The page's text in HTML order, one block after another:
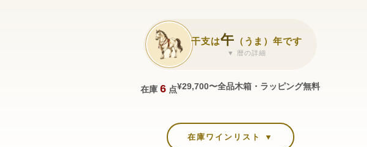
干支は午 （うま）年です
▼ 暦の詳細
在庫 6 点¥29,700〜全品木箱・ラッピング無料
在庫ワインリスト ▼